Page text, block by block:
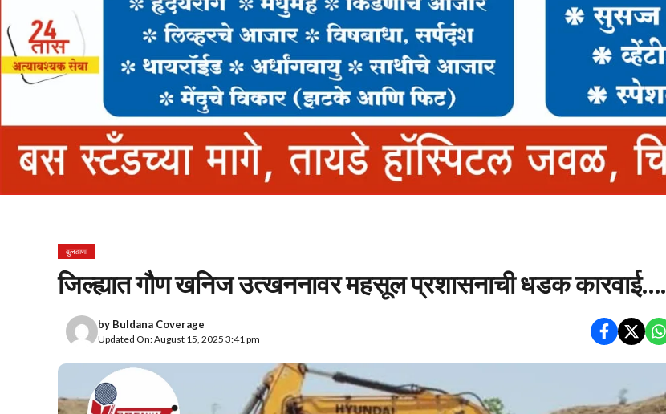
बुलढाणा
जिल्ह्यात गौण खनिज उत्खननावर महसूल प्रशासनाची धडक कारवाई….
by Buldana Coverage
Updated On: August 15, 2025 3:41 pm